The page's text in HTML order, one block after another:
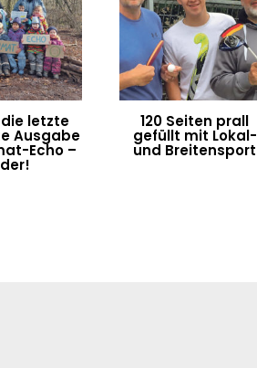
letzte
Ausgabe
Echo –
120 Seiten prall
gefüllt mit Lokal-
und Breitensport